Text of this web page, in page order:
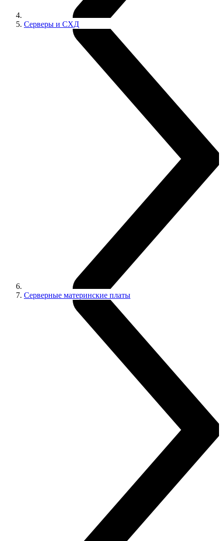
Серверы и СХД
Серверные материнские платы